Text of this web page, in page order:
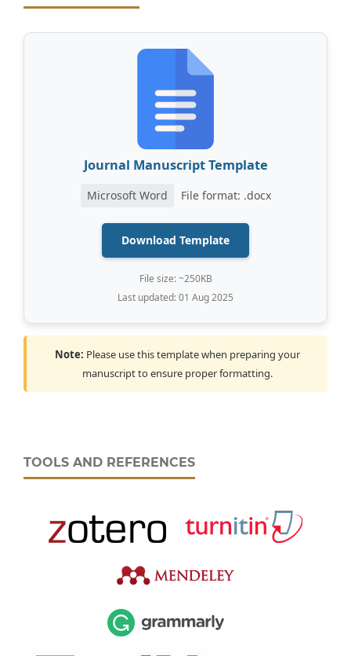
Journal Manuscript Template
Microsoft Word File format: .docx
Download Template
File size: ~250KB
Last updated: 01 Aug 2025
Note: Please use this template when preparing your
manuscript to ensure proper formatting.
TOOLS AND REFERENCES